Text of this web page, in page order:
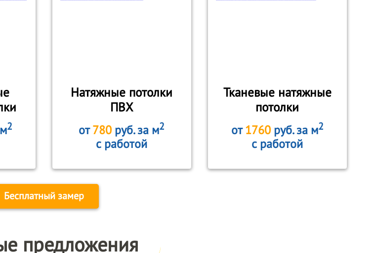
2
Натяжные потолки
ПВХ
от780 руб. за м2
с работой
Тканевые натяжные
потолки
от1760руб. за м2
с работой
Бесплатный замер
предложения